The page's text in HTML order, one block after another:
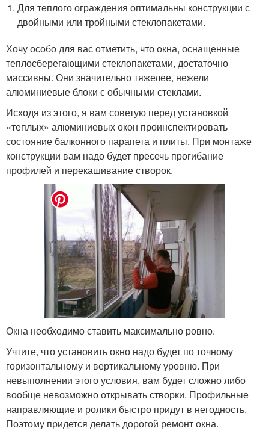
Для теплого ограждения оптимальны конструкции с
двойными или тройными стеклопакетами.
Хочу особо для вас отметить, что окна, оснащенные
теплосберегающими стеклопакетами, достаточно
массивны. Они значительно тяжелее, нежели
алюминиевые блоки с обычными стеклами.
Исходя из этого, я вам советую перед установкой
«теплых» алюминиевых окон проинспектировать
состояние балконного парапета и плиты. При монтаже
конструкции вам надо будет пресечь прогибание
профилей и перекашивание створок.
Окна необходимо ставить максимально ровно.
Учтите, что установить окно надо будет по точному
горизонтальному и вертикальному уровню. При
невыполнении этого условия, вам будет сложно либо
вообще невозможно открывать створки. Профильные
направляющие и ролики быстро придут в негодность.
Поэтому придется делать дорогой ремонт окна.